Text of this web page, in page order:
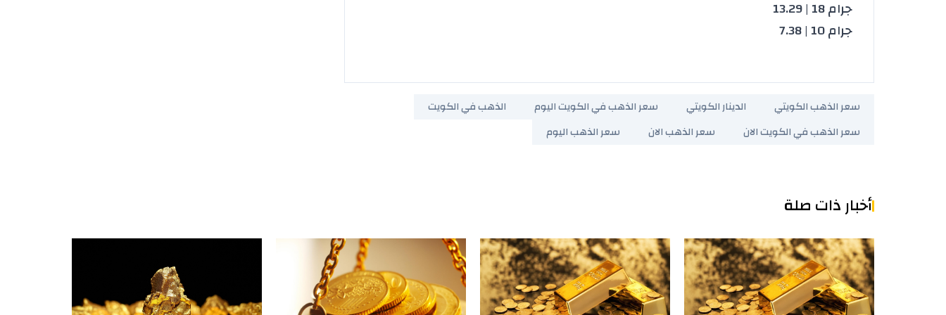
جرام 18 | 13.29
جرام 10 | 7.38
سعر الذهب الكويتي الدينار الكويتي سعر الذهب في الكويت اليوم
الذهب في الكويت
سعر الذهب في الكويت الان
سعر الذهب الان سعر الذهب اليوم
أخبار ذات صلة